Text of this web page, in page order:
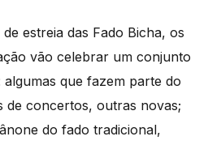
estreia das Fado Bicha, os
vão celebrar um conjunto
que fazem parte do
de concertos, outras novas;
do fado tradicional,